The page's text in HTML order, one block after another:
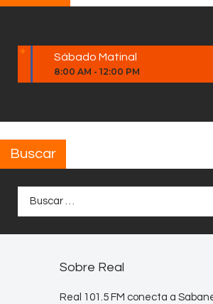
Sábado Matinal
8:00 AM - 12:00 PM
Buscar
Sobre Real
Real 101.5 FM conecta a